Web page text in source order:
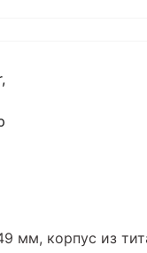
мм, корпус из